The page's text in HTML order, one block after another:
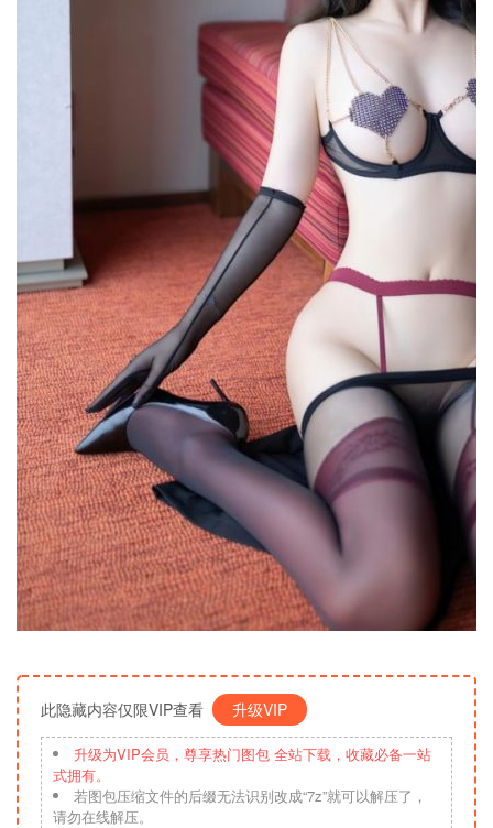
此隐藏内容仅限VIP查看 升级VIP
升级为VIP会员，尊享热门图包 全站下载，收藏必备一站
式拥有。
若图包压缩文件的后缀无法识别改成“7z”就可以解压了，
请勿在线解压。